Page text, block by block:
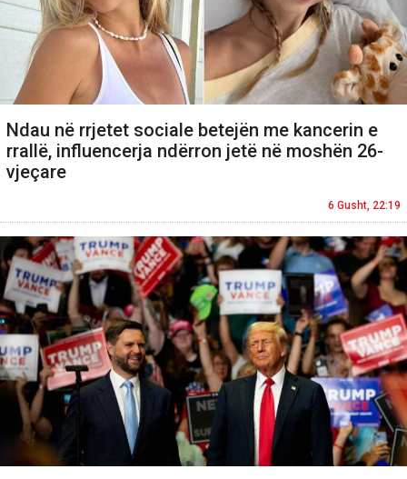
Ndau në rrjetet sociale betejën me kancerin e
rrallë, influencerja ndërron jetë në moshën 26-
vjeçare
6 Gusht, 22:19